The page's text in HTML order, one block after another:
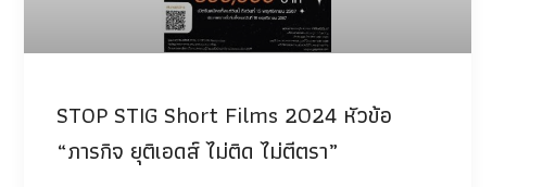
STOP STIG Short Films 2024 หัวข้อ
“ภารกิจ ยุติเอดส์ ไม่ติด ไม่ตีตรา”